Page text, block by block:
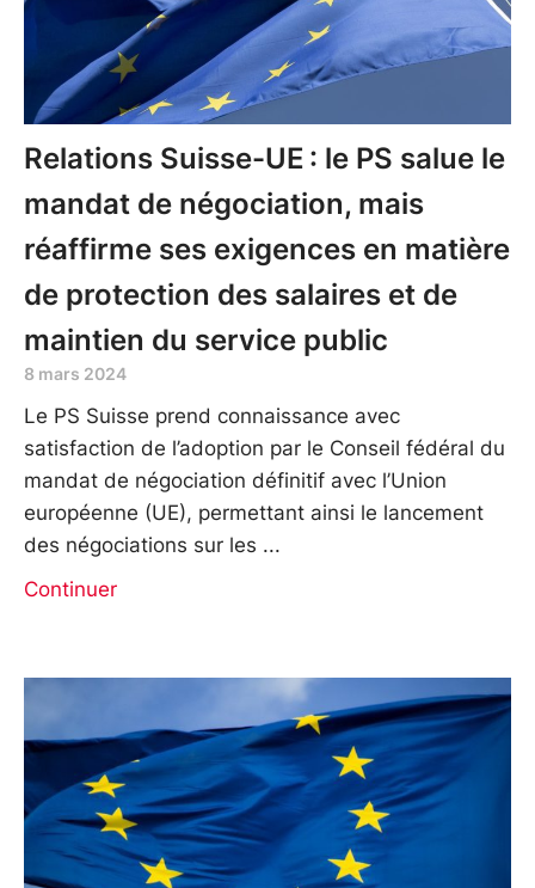
Relations Suisse-UE : le PS salue le
mandat de négociation, mais
réaffirme ses exigences en matière
de protection des salaires et de
maintien du service public
8 mars 2024
Le PS Suisse prend connaissance avec
satisfaction de l’adoption par le Conseil fédéral du
mandat de négociation définitif avec l’Union
européenne (UE), permettant ainsi le lancement
des négociations sur les
Continuer